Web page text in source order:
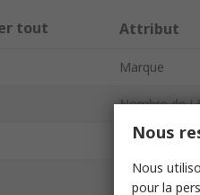
tout Attribut
Marque
Nombre de
Type de
Couleur de
Nous
Nous
pour la